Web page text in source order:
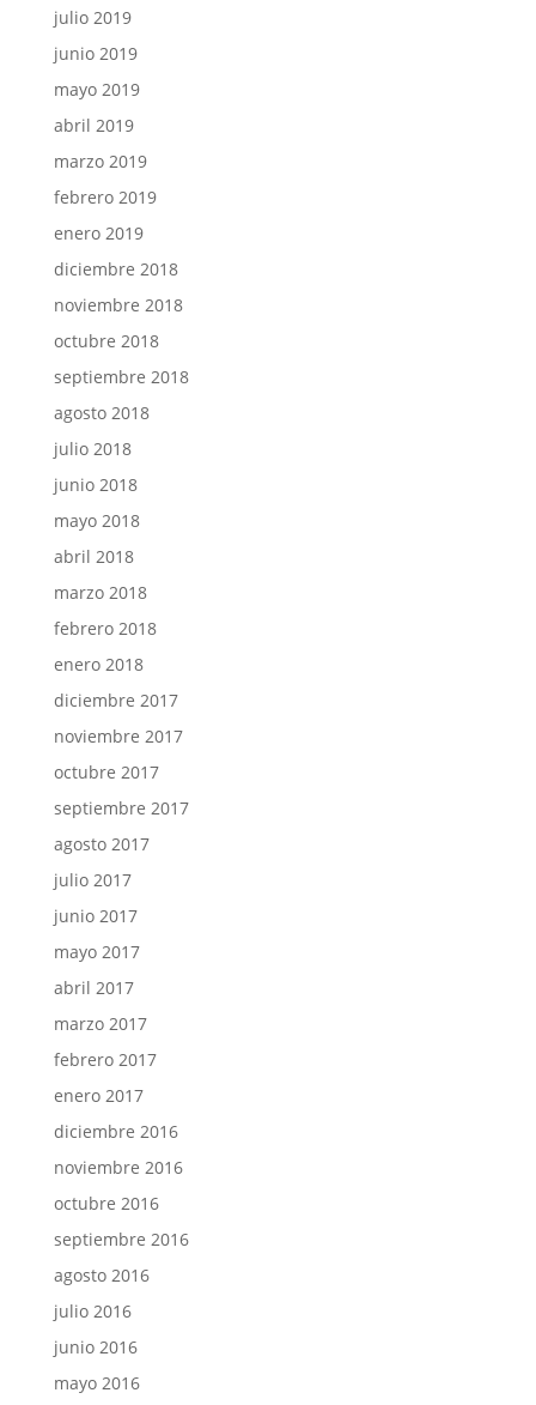
julio 2019
junio 2019
mayo 2019
abril 2019
marzo 2019
febrero 2019
enero 2019
diciembre 2018
noviembre 2018
octubre 2018
septiembre 2018
agosto 2018
julio 2018
junio 2018
mayo 2018
abril 2018
marzo 2018
febrero 2018
enero 2018
diciembre 2017
noviembre 2017
octubre 2017
septiembre 2017
agosto 2017
julio 2017
junio 2017
mayo 2017
abril 2017
marzo 2017
febrero 2017
enero 2017
diciembre 2016
noviembre 2016
octubre 2016
septiembre 2016
agosto 2016
julio 2016
junio 2016
mayo 2016